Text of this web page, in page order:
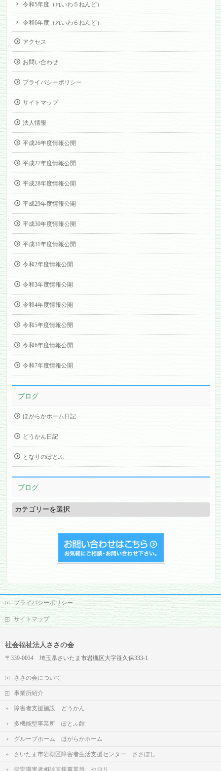
令和5年度（れいわ５ねんど）
令和6年度（れいわ６ねんど）
アクセス
お問い合わせ
プライバシーポリシー
サイトマップ
法人情報
平成26年度情報公開
平成27年度情報公開
平成28年度情報公開
平成29年度情報公開
平成30年度情報公開
平成31年度情報公開
令和2年度情報公開
令和3年度情報公開
令和4年度情報公開
令和5年度情報公開
令和6年度情報公開
令和7年度情報公開
ブログ
ほがらかホーム日記
どうかん日記
となりのぽとふ
ブログ
ブ
ロ
グ
プライバシーポリシー
サイトマップ
社会福祉法人ささの会
〒339-0034 埼玉県さいたま市岩槻区大字笹久保333-1
ささの会について
事業所紹介
障害者支援施設 どうかん
多機能型事業所 ぽとふ館
グループホーム ほがらかホーム
さいたま市岩槻区障害者生活支援センター ささぼし
指定障害者相談支援事業所 セロリ